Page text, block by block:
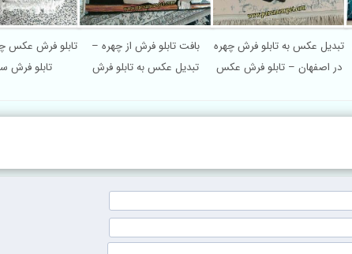
بافت تابلو
تبدیل عکس به
تبدیل عکس به تابلو فرش چهره
در اصفهان – تابلو فرش عکس
بافت تابلو فرش چهره - تبدیل
عکس به تابلو فرش